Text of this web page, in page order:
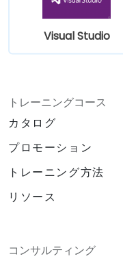
Visual Studio
トレーニングコース
カタログ
プロモーション
トレーニング方法
リソース
コンサルティング